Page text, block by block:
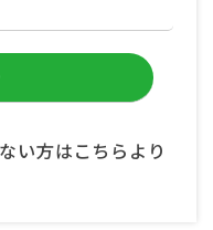
い方はこちらより